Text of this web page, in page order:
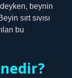
beynin
sırt sıvısı
bu